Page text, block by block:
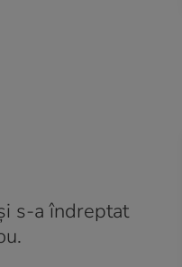
s-a îndreptat